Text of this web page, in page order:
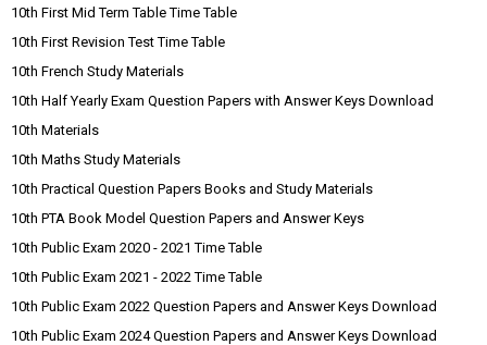
10th First Mid Term Table Time Table
10th First Revision Test Time Table
10th French Study Materials
10th Half Yearly Exam Question Papers with Answer Keys Download
10th Materials
10th Maths Study Materials
10th Practical Question Papers Books and Study Materials
10th PTA Book Model Question Papers and Answer Keys
10th Public Exam 2020 - 2021 Time Table
10th Public Exam 2021 - 2022 Time Table
10th Public Exam 2022 Question Papers and Answer Keys Download
10th Public Exam 2024 Question Papers and Answer Keys Download